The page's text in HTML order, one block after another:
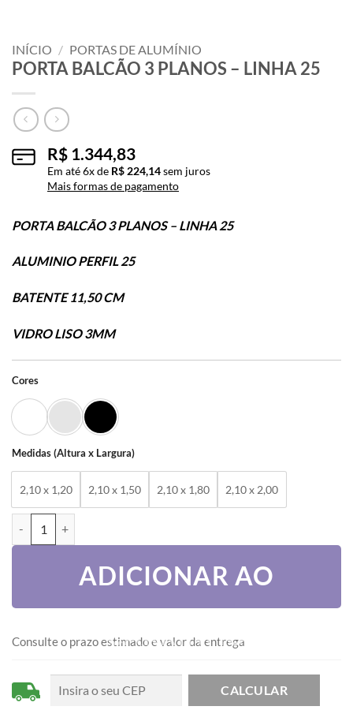
INÍCIO / PORTAS DE ALUMÍNIO
PORTA BALCÃO 3 PLANOS – LINHA 25
R$ 1.344,83
Em até6x de R$ 224,14sem juros
Mais formas de pagamento
PORTA BALCÃO 3 PLANOS – LINHA 25
ALUMINIO PERFIL 25
BATENTE 11,50 CM
VIDRO LISO 3MM
Cores
Medidas (Altura x Largura)
2,10 x 1,20 2,10 x 1,50 2,10 x 1,80 2,10 x 2,00
ADICIONAR AO
CARRINHO
Consulte o prazo estimado e valor da entrega